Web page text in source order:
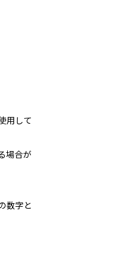
用して
場合が
数字と